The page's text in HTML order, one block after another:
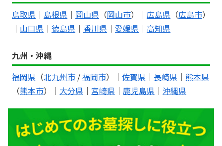
鳥取県 ｜ 島根県 ｜ 岡山県 （岡山市）｜ 広島県 （広島市）
｜ 山口県 ｜ 徳島県 ｜ 香川県 ｜ 愛媛県 ｜ 高知県
九州・沖縄
福岡県 （北九州市 /福岡市）｜ 佐賀県 ｜ 長崎県 ｜ 熊本県
（熊本市）｜ 大分県 ｜ 宮崎県 ｜ 鹿児島県 ｜ 沖縄県